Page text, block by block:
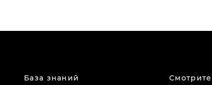
База знаний Смотрите